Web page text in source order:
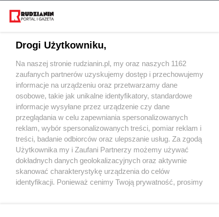
Wydawca mediów lokalnych
Nie zapomnij
zapoznać się z:
polityką prywatności regulamin korzystania z portali
Twojemiasto
Piekary Śląskie
Chorzów
Tarnowskie Góry
Skontaktuj sięz nami
Kontakt
Wydawca
Redakcja
Drogi Użytkowniku,
Na naszej stronie rudzianin.pl, my oraz naszych 1162
zaufanych partnerów uzyskujemy dostęp i przechowujemy
informacje na urządzeniu oraz przetwarzamy dane
osobowe, takie jak unikalne identyfikatory, standardowe
informacje wysyłane przez urządzenie czy dane
przeglądania w celu zapewniania spersonalizowanych
reklam, wybór spersonalizowanych treści, pomiar reklam i
treści, badanie odbiorców oraz ulepszanie usług. Za zgodą
Użytkownika my i Zaufani Partnerzy możemy używać
dokładnych danych geolokalizacyjnych oraz aktywnie
skanować charakterystykę urządzenia do celów
identyfikacji. Ponieważ cenimy Twoją prywatność, prosimy